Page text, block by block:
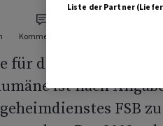
Kommentare
für die Ukraine in
ist nach
FSB zu
Liste der Partner